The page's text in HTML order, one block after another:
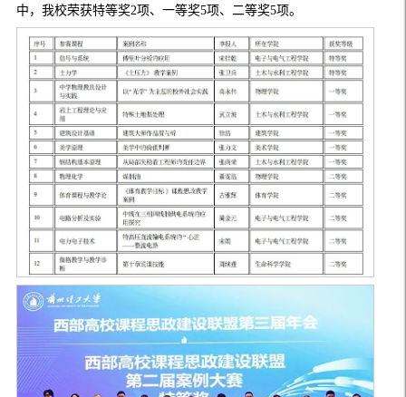
中，我校荣获特等奖2项、一等奖5项、二等奖5项。